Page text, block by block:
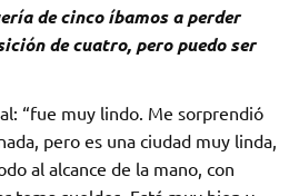
de cinco íbamos a perder
de cuatro, pero puedo ser
“fue muy lindo. Me sorprendió
pero es una ciudad muy linda,
al alcance de la mano, con